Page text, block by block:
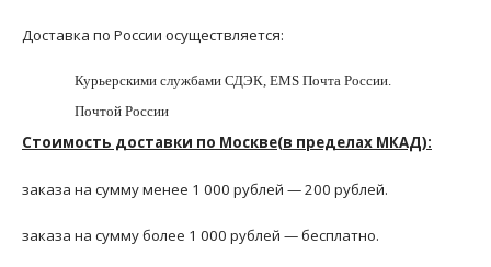
Доставка по России осуществляется:
Курьерскими службами СДЭК, EMS Почта России.
Почтой России
Стоимость доставки по Москве(в пределах МКАД):
заказа на сумму менее 1 000 рублей — 200 рублей.
заказа на сумму более 1 000 рублей — бесплатно.